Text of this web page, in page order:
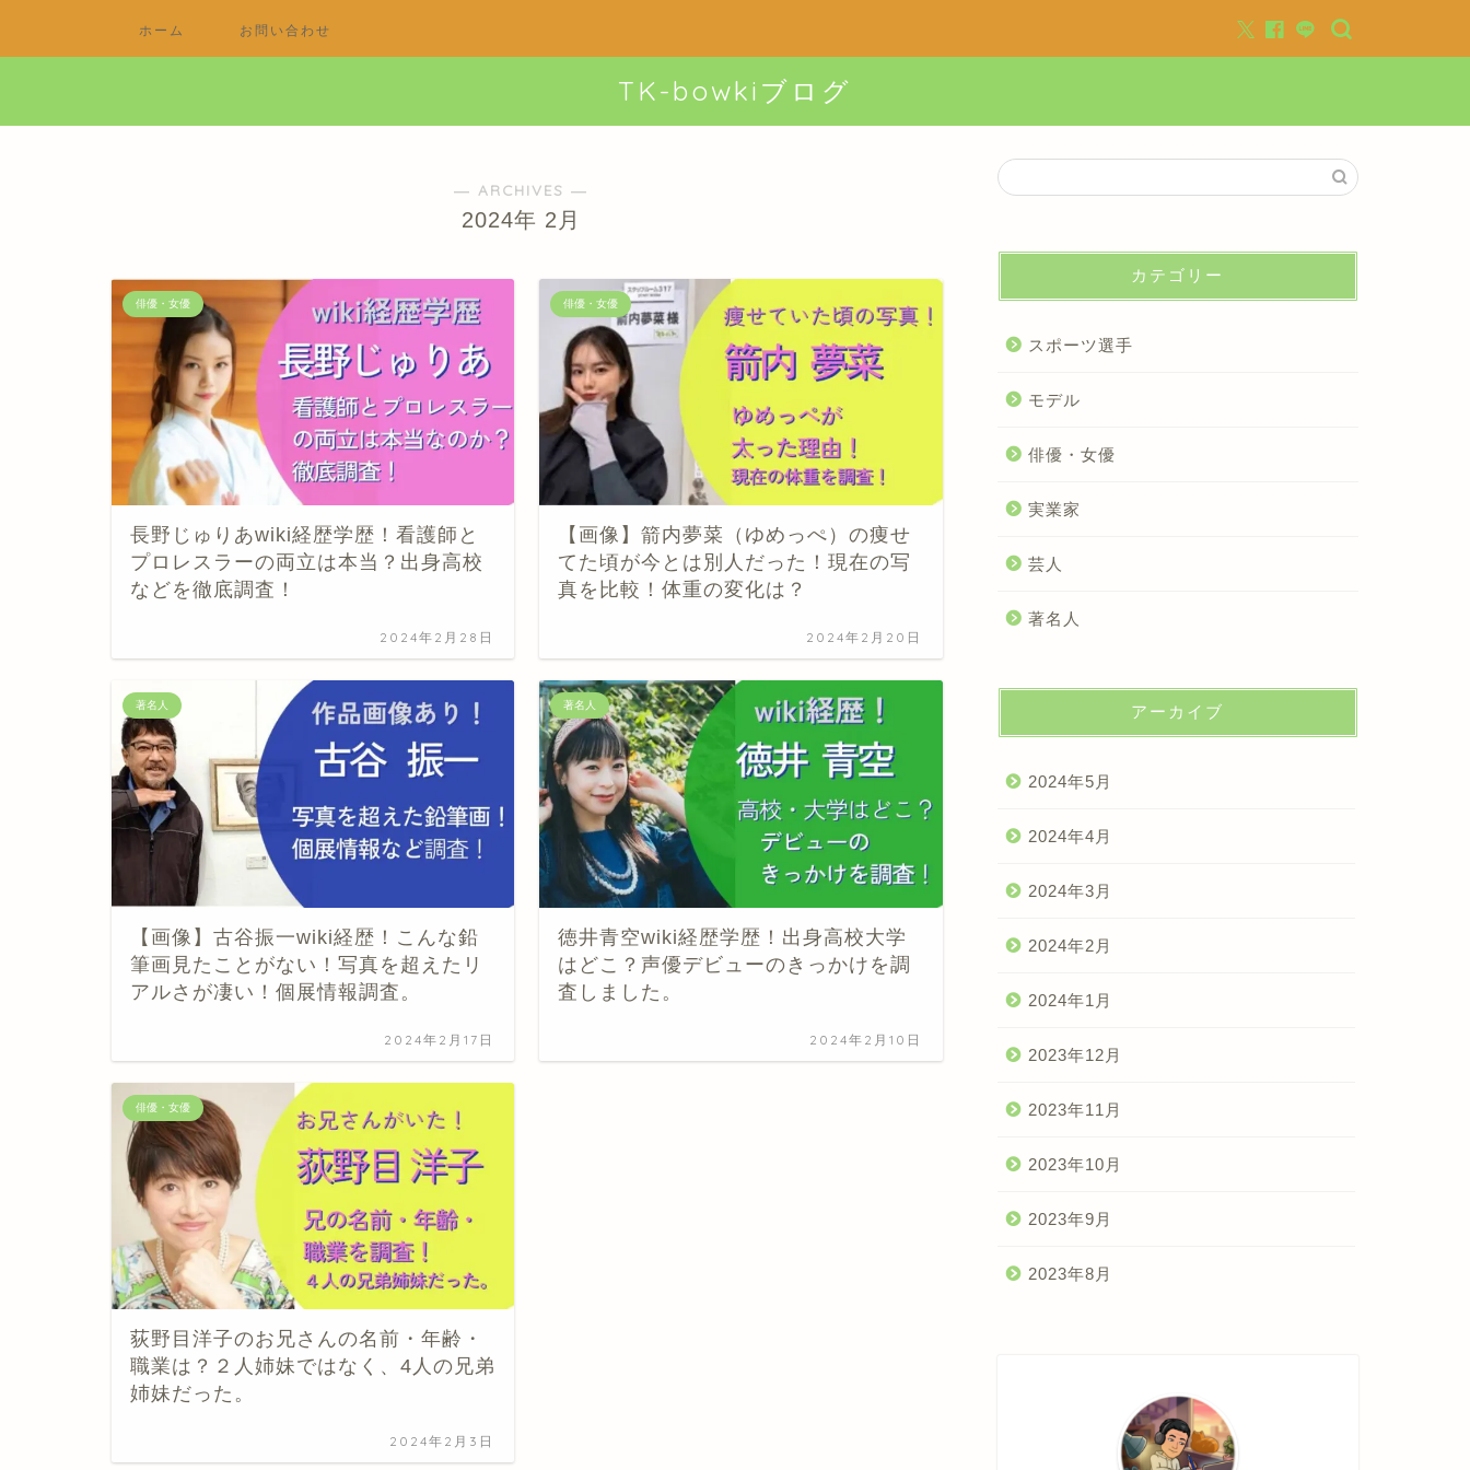
ホーム お問い合わせ
TK-bowkiブログ
― ARCHIVES ―
2024年 2月
俳優・女優
長野じゅりあwiki経歴学歴！看護師と
プロレスラーの両立は本当？出身高校
などを徹底調査！
2024年2月28日
俳優・女優
【画像】箭内夢菜（ゆめっぺ）の痩せ
てた頃が今とは別人だった！現在の写
真を比較！体重の変化は？
2024年2月20日
著名人
【画像】古谷振一wiki経歴！こんな鉛
筆画見たことがない！写真を超えたリ
アルさが凄い！個展情報調査。
2024年2月17日
著名人
徳井青空wiki経歴学歴！出身高校大学
はどこ？声優デビューのきっかけを調
査しました。
2024年2月10日
俳優・女優
荻野目洋子のお兄さんの名前・年齢・
職業は？２人姉妹ではなく、4人の兄弟
姉妹だった。
2024年2月3日
カテゴリー
スポーツ選手
モデル
俳優・女優
実業家
芸人
著名人
アーカイブ
2024年5月
2024年4月
2024年3月
2024年2月
2024年1月
2023年12月
2023年11月
2023年10月
2023年9月
2023年8月